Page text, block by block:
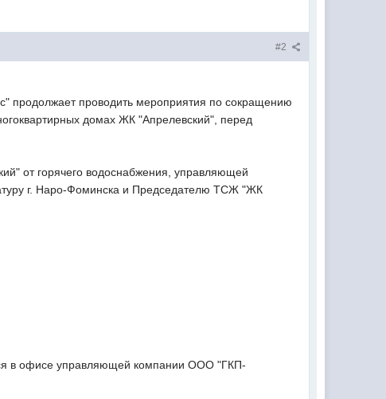
#2
проводить мероприятия по сокращению
домах ЖК "Апрелевский", перед
от горячего водоснабжения, управляющей
г. Наро-Фоминска и Председателю ТСЖ "ЖК
в офисе управляющей компании ООО "ГКП-